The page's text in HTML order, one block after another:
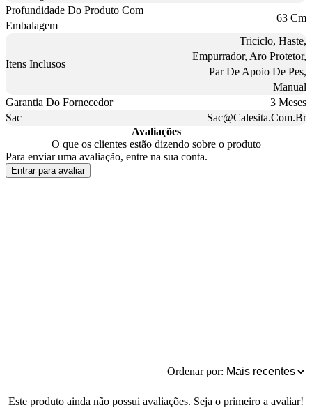
Profundidade Do Produto Com
Embalagem
63 Cm
Itens Inclusos
Triciclo, Haste,
Empurrador, Aro Protetor,
Par De Apoio De Pes,
Manual
Garantia Do Fornecedor
3 Meses
Sac
Sac@Calesita.Com.Br
Avaliações
O que os clientes estão dizendo sobre o produto
Para enviar uma avaliação, entre na sua conta.
Entrar para avaliar
Ordenar por:
Este produto ainda não possui avaliações. Seja o primeiro a avaliar!